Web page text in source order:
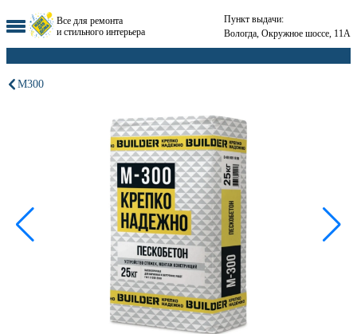
Все для ремонта
и стильного интерьера
Пункт выдачи:
Вологда, Окружное шоссе, 11А
М300